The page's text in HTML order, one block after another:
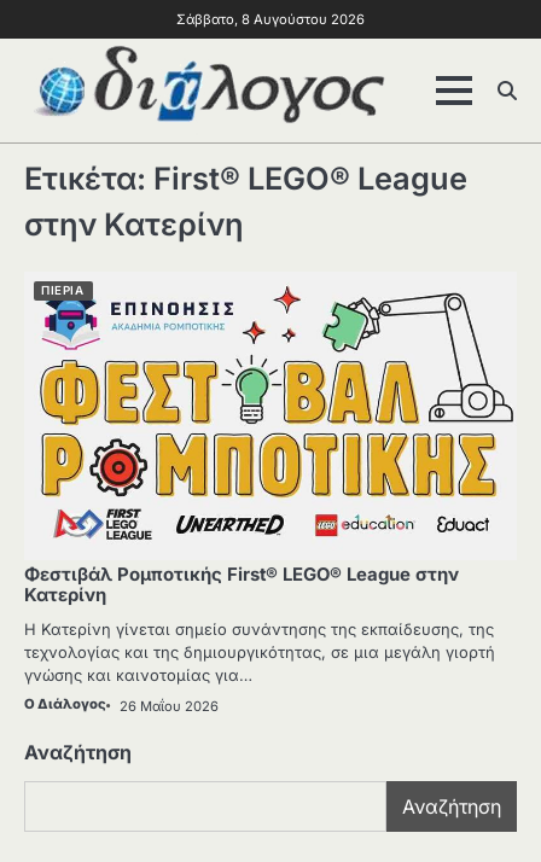
Σάββατο, 8 Αυγούστου 2026
Ετικέτα: First® LEGO® League
στην Κατερίνη
ΠΙΕΡΙΑ
Φεστιβάλ Ρομποτικής First® LEGO® League στην
Κατερίνη
Η Κατερίνη γίνεται σημείο συνάντησης της εκπαίδευσης, της
τεχνολογίας και της δημιουργικότητας, σε μια μεγάλη γιορτή
γνώσης και καινοτομίας για…
Ο Διάλογος 26 Μαΐου 2026
Αναζήτηση
Αναζήτηση